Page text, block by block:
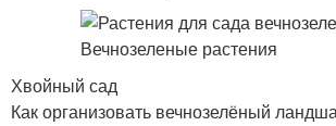
Хвойный сад
Как организовать вечнозелёный